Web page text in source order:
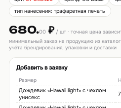
тип нанесения: трафаретная печать
680.00₽/ шт · точная цена
минимальный заказ на продукцию из
учёта брендирования, упаковки и доставки
Добавить в заявку
Размер
Дождевик «Hawaii light» c чехлом
унисекс